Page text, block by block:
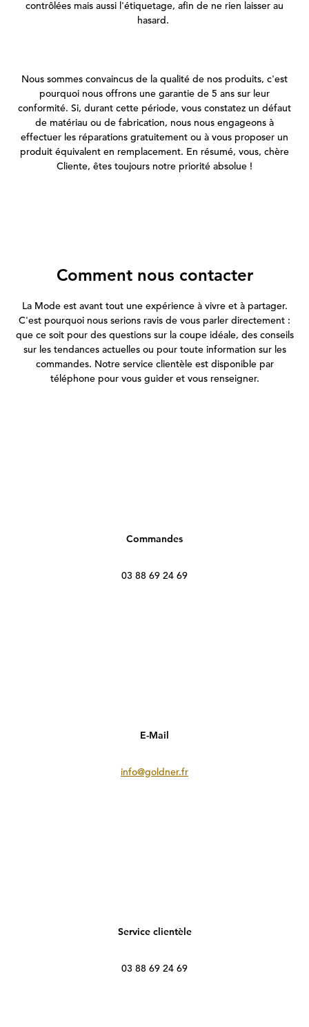
contrôlées mais aussi l'étiquetage, afin de ne rien laisser au
hasard.
Nous sommes convaincus de la qualité de nos produits, c'est
pourquoi nous offrons une garantie de 5 ans sur leur
conformité. Si, durant cette période, vous constatez un défaut
de matériau ou de fabrication, nous nous engageons à
effectuer les réparations gratuitement ou à vous proposer un
produit équivalent en remplacement. En résumé, vous, chère
Cliente, êtes toujours notre priorité absolue !
Comment nous contacter
La Mode est avant tout une expérience à vivre et à partager.
C'est pourquoi nous serions ravis de vous parler directement :
que ce soit pour des questions sur la coupe idéale, des conseils
sur les tendances actuelles ou pour toute information sur les
commandes. Notre service clientèle est disponible par
téléphone pour vous guider et vous renseigner.
Commandes
03 88 69 24 69
E-Mail
info@goldner.fr
Service clientèle
03 88 69 24 69